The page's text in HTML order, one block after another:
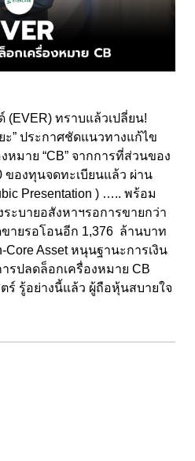
(EVER) ทราบแล้วเปลี่ยน!
” ประกาศชัดแนวทางแก้ไข
มาย “CB” จากการที่ส่วนของ
ของทุนจดทะเบียนแล้ว ผ่าน
Presentation ) ….. พร้อม
ระบายอสังหาฯรอการขายกว่า
ายรอโอนอีก 1,376 ล้านบาท
Asset หนุนฐานะการเงิน
รปลดล็อกเครื่องหมาย CB
ร์ รู้อย่างนี้แล้ว ผู้ถือหุ้นสบายใจ